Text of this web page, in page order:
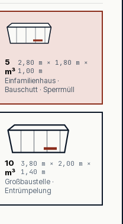
5
m³
2,80 m × 1,80 m ×
1,00 m
Einfamilienhaus ·
Bauschutt · Sperrmüll
10
m³
3,80 m × 2,00 m ×
1,40 m
Großbaustelle ·
Entrümpelung